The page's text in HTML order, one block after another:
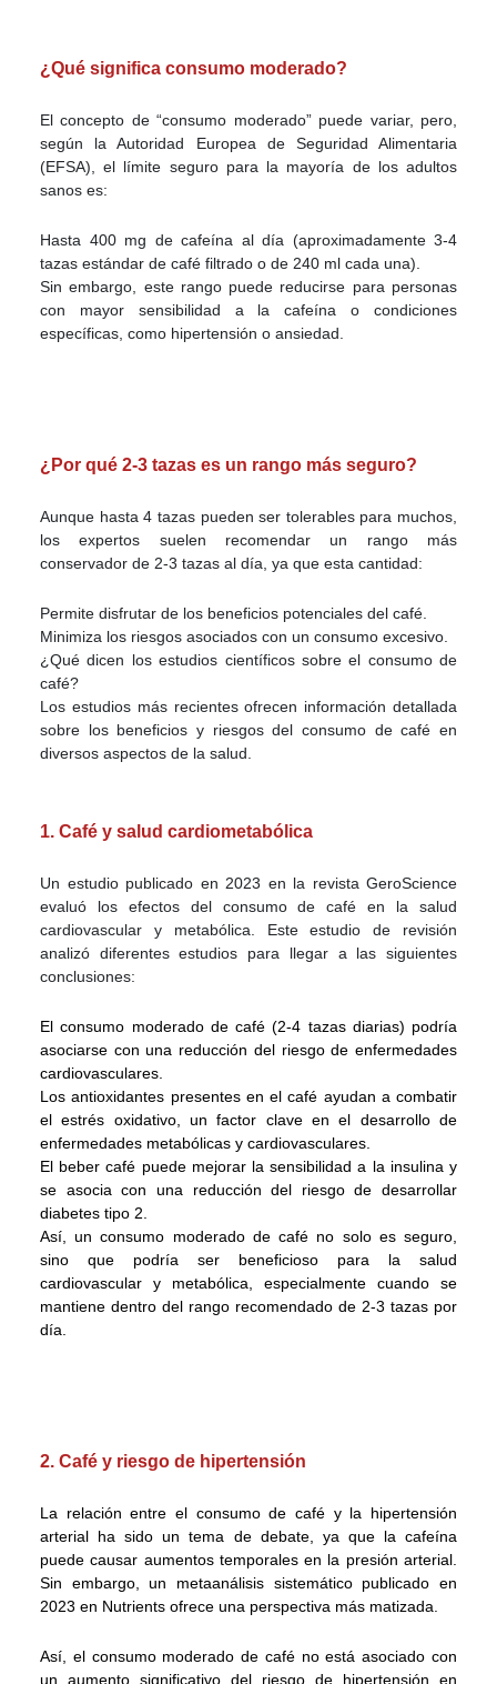
¿Qué significa consumo moderado?
El concepto de “consumo moderado” puede variar, pero,
según la Autoridad Europea de Seguridad Alimentaria
(EFSA), el límite seguro para la mayoría de los adultos
sanos es:
Hasta 400 mg de cafeína al día (aproximadamente 3-4
tazas estándar de café filtrado o de 240 ml cada una).
Sin embargo, este rango puede reducirse para personas
con mayor sensibilidad a la cafeína o condiciones
específicas, como hipertensión o ansiedad.
¿Por qué 2-3 tazas es un rango más seguro?
Aunque hasta 4 tazas pueden ser tolerables para muchos,
los expertos suelen recomendar un rango más
conservador de 2-3 tazas al día, ya que esta cantidad:
Permite disfrutar de los beneficios potenciales del café.
Minimiza los riesgos asociados con un consumo excesivo.
¿Qué dicen los estudios científicos sobre el consumo de
café?
Los estudios más recientes ofrecen información detallada
sobre los beneficios y riesgos del consumo de café en
diversos aspectos de la salud.
1. Café y salud cardiometabólica
Un estudio publicado en 2023 en la revista GeroScience
evaluó los efectos del consumo de café en la salud
cardiovascular y metabólica. Este estudio de revisión
analizó diferentes estudios para llegar a las siguientes
conclusiones:
El consumo moderado de café (2-4 tazas diarias) podría
asociarse con una reducción del riesgo de enfermedades
cardiovasculares.
Los antioxidantes presentes en el café ayudan a combatir
el estrés oxidativo, un factor clave en el desarrollo de
enfermedades metabólicas y cardiovasculares.
El beber café puede mejorar la sensibilidad a la insulina y
se asocia con una reducción del riesgo de desarrollar
diabetes tipo 2.
Así, un consumo moderado de café no solo es seguro,
sino que podría ser beneficioso para la salud
cardiovascular y metabólica, especialmente cuando se
mantiene dentro del rango recomendado de 2-3 tazas por
día.
2. Café y riesgo de hipertensión
La relación entre el consumo de café y la hipertensión
arterial ha sido un tema de debate, ya que la cafeína
puede causar aumentos temporales en la presión arterial.
Sin embargo, un metaanálisis sistemático publicado en
2023 en Nutrients ofrece una perspectiva más matizada.
Así, el consumo moderado de café no está asociado con
un aumento significativo del riesgo de hipertensión en